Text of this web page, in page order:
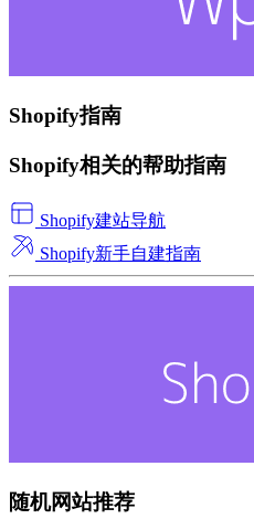
Shopify指南
Shopify相关的帮助指南
Shopify建站导航
Shopify新手自建指南
随机网站推荐